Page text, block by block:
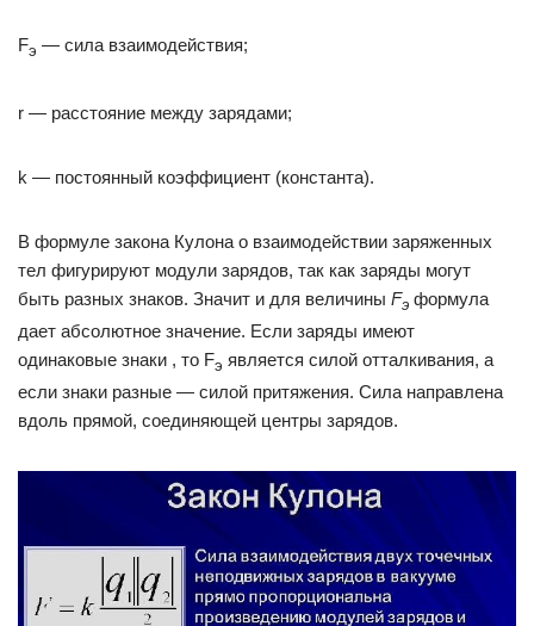
Fэ — сила взаимодействия;
r — расстояние между зарядами;
k — постоянный коэффициент (константа).
В формуле закона Кулона о взаимодействии заряженных
тел фигурируют модули зарядов, так как заряды могут
быть разных знаков. Значит и для величины Fэ формула
дает абсолютное значение. Если заряды имеют
одинаковые знаки , то Fэ является силой отталкивания, а
если знаки разные — силой притяжения. Сила направлена
вдоль прямой, соединяющей центры зарядов.